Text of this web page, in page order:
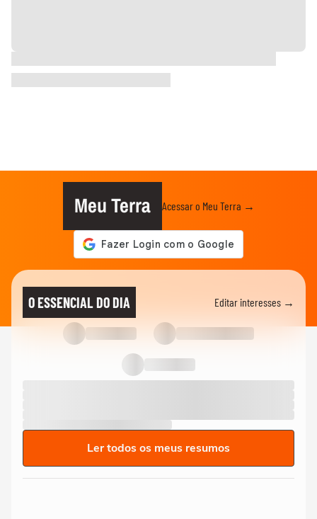
Meu Terra Acessar o Meu Terra →
O ESSENCIAL DO DIA Editar interesses →
Ler todos os meus resumos